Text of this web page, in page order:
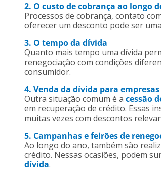
2. O custo de cobrança ao longo
Processos de cobrança, contato
oferecer um desconto pode ser
3. O tempo da dívida
Quanto mais tempo uma dívida
renegociação com condições
consumidor.
4. Venda da dívida para
Outra situação comum é a cessão
em recuperação de crédito. Essas
muitas vezes com descontos
5. Campanhas e feirões de
Ao longo do ano, também são
crédito. Nessas ocasiões, podem
dívida.